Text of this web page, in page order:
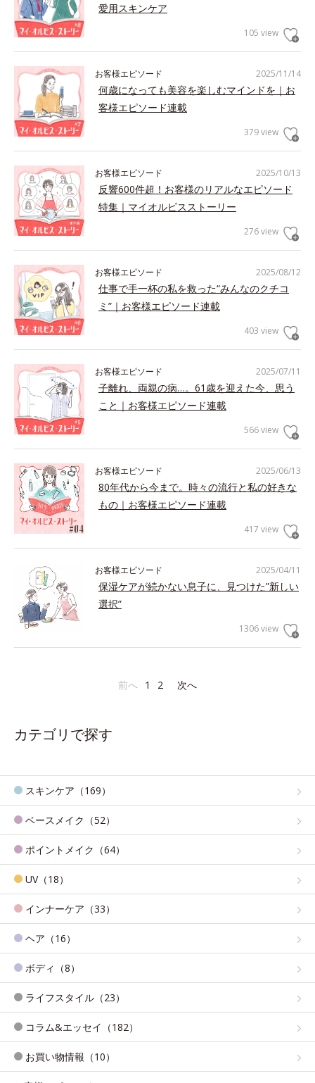
愛用スキンケア
105 view
2025/11/14
お客様エピソード
何歳になっても美容を楽しむマインドを｜お
客様エピソード連載
379 view
2025/10/13
お客様エピソード
反響600件超！お客様のリアルなエピソード
特集｜マイオルビスストーリー
276 view
2025/08/12
お客様エピソード
仕事で手一杯の私を救った“みんなのクチコ
ミ”｜お客様エピソード連載
403 view
2025/07/11
お客様エピソード
子離れ、両親の病…。61歳を迎えた今、思う
こと｜お客様エピソード連載
566 view
2025/06/13
お客様エピソード
80年代から今まで。時々の流行と私の好きな
もの｜お客様エピソード連載
417 view
2025/04/11
お客様エピソード
保湿ケアが続かない息子に、見つけた”新しい
選択”
1306 view
前へ 1 2 次へ
カテゴリで探す
スキンケア（169）
ベースメイク（52）
ポイントメイク（64）
UV（18）
インナーケア（33）
ヘア（16）
ボディ（8）
ライフスタイル（23）
コラム&エッセイ（182）
お買い物情報（10）